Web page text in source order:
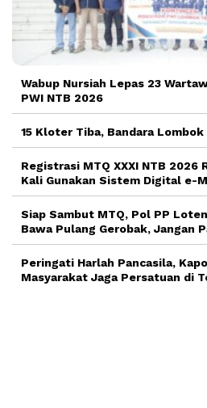
Wabup Nursiah Lepas 23
PWI NTB 2026
15 Kloter Tiba, Bandara
Registrasi MTQ XXXI NTB 2026
Kali Gunakan Sistem Digital e-
Siap Sambut MTQ, Pol PP
Bawa Pulang Gerobak, Jangan
Peringati Harlah Pancasila,
Masyarakat Jaga Persatuan di